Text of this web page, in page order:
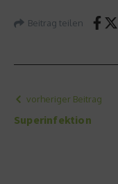
Beitrag teilen
vorheriger Beitrag
Superinfektion